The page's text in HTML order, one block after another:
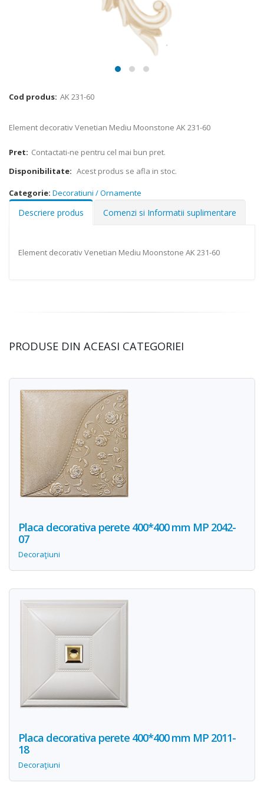
Cod produs: AK 231-60
Element decorativ Venetian Mediu Moonstone AK 231-60
Pret: Contactati-ne pentru cel mai bun pret.
Disponibilitate: Acest produs se afla in stoc.
Categorie: Decoratiuni / Ornamente
Descriere produs Comenzi si Informatii suplimentare
Element decorativ Venetian Mediu Moonstone AK 231-60
PRODUSE DIN ACEASI CATEGORIEI
Placa decorativa perete 400*400 mm MP 2042-
07
Decoraţiuni
Placa decorativa perete 400*400 mm MP 2011-
18
Decoraţiuni